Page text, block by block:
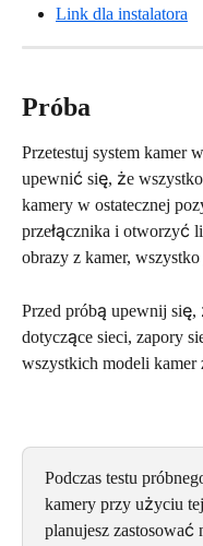
Link dla instalatora
Próba
Przetestuj system kamer
upewnić się, że
kamery w ostatecznej
przełącznika i otworzyć
obrazy z kamer,
Przed próbą upewnij się,
dotyczące sieci, zapory
wszystkich modeli kamer
Podczas testu
kamery przy użyciu
planujesz zastosować